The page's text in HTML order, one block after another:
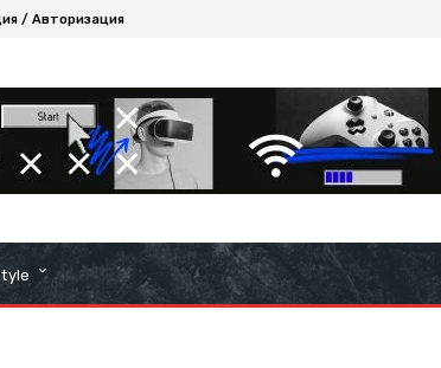
/ Авторизация